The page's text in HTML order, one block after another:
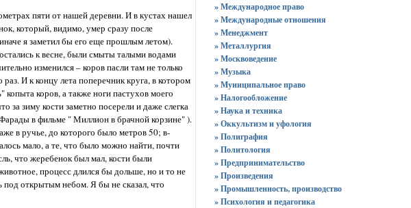
пяти от нашей деревни. И в кустах нашел
который, видимо, умер сразу после
я заметил бы его еще прошлым летом).
к весне, были смыты талыми водами
изменился – коров пасли там не только
И к концу лета поперечник круга, в котором
копыта коров, а также ноги пастухов моего
за зиму кости заметно посерели и даже слегка
в фильме " Миллион в брачной корзине" ).
в ручье, до которого было метров 50; в-
мало, а те, что было можно найти, почти
что жеребенок был мал, кости были
процесс длился бы дольше, но и то не
под открытым небом. Я бы не сказал, что
» Международное право
» Международные отношения
» Менеджмент
» Металлургия
» Москвоведение
» Музыка
» Муниципальное право
» Налогообложение
» Наука и техника
» Оккультизм и уфология
» Полиграфия
» Политология
» Предпринимательство
» Произведения
» Промышленность, производство
» Психология и педагогика